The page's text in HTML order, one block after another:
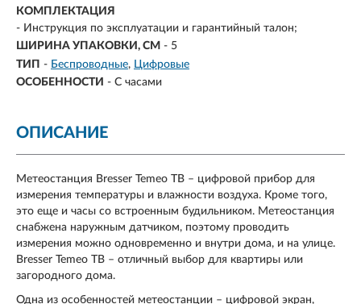
КОМПЛЕКТАЦИЯ
- Инструкция по эксплуатации и гарантийный талон;
ШИРИНА УПАКОВКИ, СМ - 5
ТИП - Беспроводные
Цифровые
ОСОБЕННОСТИ - С часами
ОПИСАНИЕ
Метеостанция Bresser Temeo TB – цифровой прибор для
измерения температуры и влажности воздуха. Кроме того,
это еще и часы со встроенным будильником. Метеостанция
снабжена наружным датчиком, поэтому проводить
измерения можно одновременно и внутри дома, и на улице.
Bresser Temeo TB – отличный выбор для квартиры или
загородного дома.
Одна из особенностей метеостанции – цифровой экран,